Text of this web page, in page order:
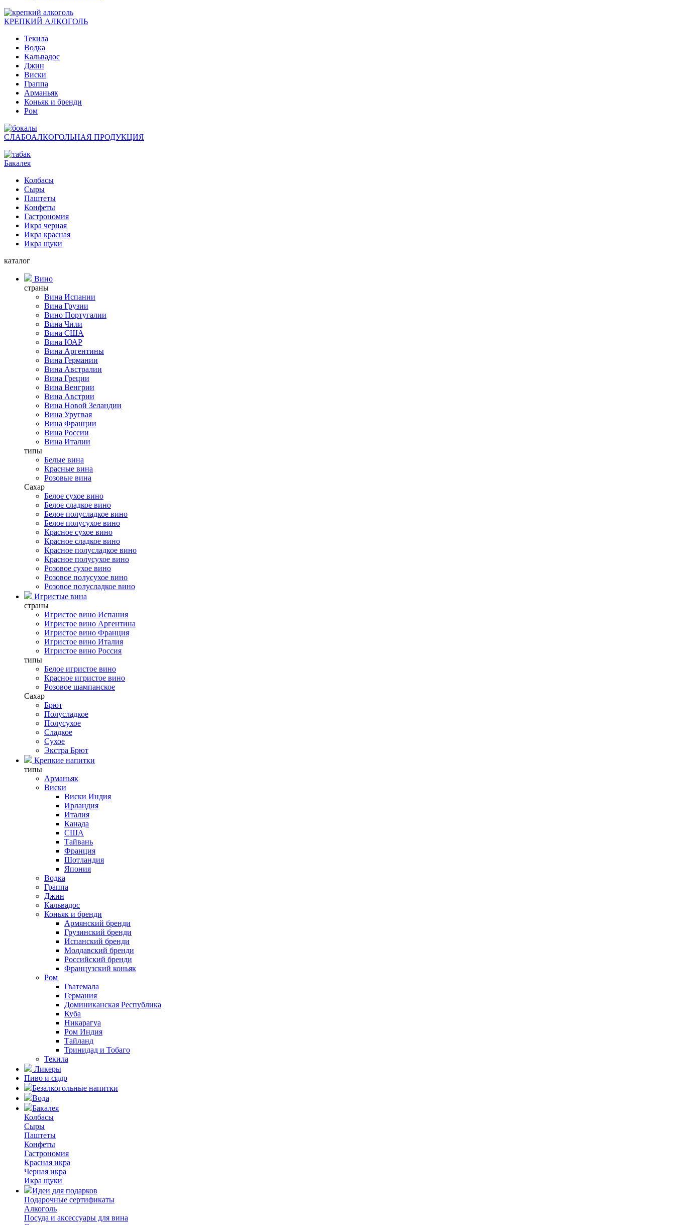
КРЕПКИЙ АЛКОГОЛЬ
Текила
Водка
Кальвадос
Джин
Виски
Граппа
Арманьяк
Коньяк и бренди
Ром
СЛАБОАЛКОГОЛЬНАЯ ПРОДУКЦИЯ
Бакалея
Колбасы
Сыры
Паштеты
Конфеты
Гастрономия
Икра черная
Икра красная
Икра щуки
каталог
Вино
страны
Вина Испании
Вина Грузии
Вино Португалии
Вина Чили
Вина США
Вина ЮАР
Вина Аргентины
Вина Германии
Вина Австралии
Вина Греции
Вина Венгрии
Вина Австрии
Вина Новой Зеландии
Вина Уругвая
Вина Франции
Вина России
Вина Италии
типы
Белые вина
Красные вина
Розовые вина
Сахар
Белое сухое вино
Белое сладкое вино
Белое полусладкое вино
Белое полусухое вино
Красное сухое вино
Красное сладкое вино
Красное полусладкое вино
Красное полусухое вино
Розовое сухое вино
Розовое полусухое вино
Розовое полусладкое вино
Игристые вина
страны
Игристое вино Испания
Игристое вино Аргентина
Игристое вино Франция
Игристое вино Италия
Игристое вино Россия
типы
Белое игристое вино
Красное игристое вино
Розовое шампанское
Сахар
Брют
Полусладкое
Полусухое
Сладкое
Сухое
Экстра Брют
Крепкие напитки
типы
Арманьяк
Виски
Виски Индия
Ирландия
Италия
Канада
США
Тайвань
Франция
Шотландия
Япония
Водка
Граппа
Джин
Кальвадос
Коньяк и бренди
Армянский бренди
Грузинский бренди
Испанский бренди
Молдавский бренди
Российский бренди
Французский коньяк
Ром
Гватемала
Германия
Доминиканская Республика
Куба
Никарагуа
Ром Индия
Тайланд
Тринидад и Тобаго
Текила
Ликеры
Пиво и сидр
Безалкогольные напитки
Вода
Бакалея
Колбасы
Сыры
Паштеты
Конфеты
Гастрономия
Красная икра
Черная икра
Икра щуки
Идеи для подарков
Подарочные сертификаты
Алкоголь
Посуда и аксессуары для вина